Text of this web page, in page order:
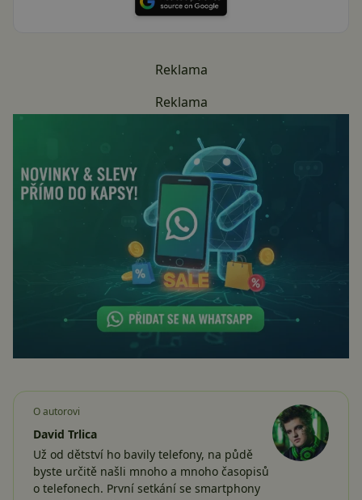
Reklama
Reklama
O autorovi
David Trlica
Už od dětství ho bavily telefony, na půdě
byste určitě našli mnoho a mnoho časopisů
o telefonech. První setkání se smartphony